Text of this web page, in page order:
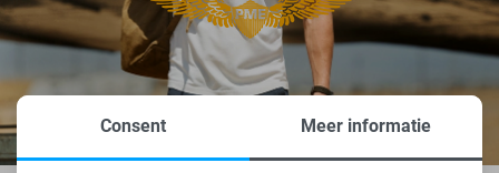
Consent Meer informatie